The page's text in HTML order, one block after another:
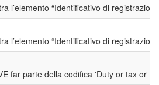
l’elemento “Identificativo di
l’elemento “Identificativo di
far parte della codifica 'Duty or tax or